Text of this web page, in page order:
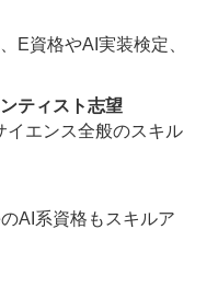
E資格やAI実装検定、
ティスト志望
イエンス全般のスキル
AI系資格もスキルア